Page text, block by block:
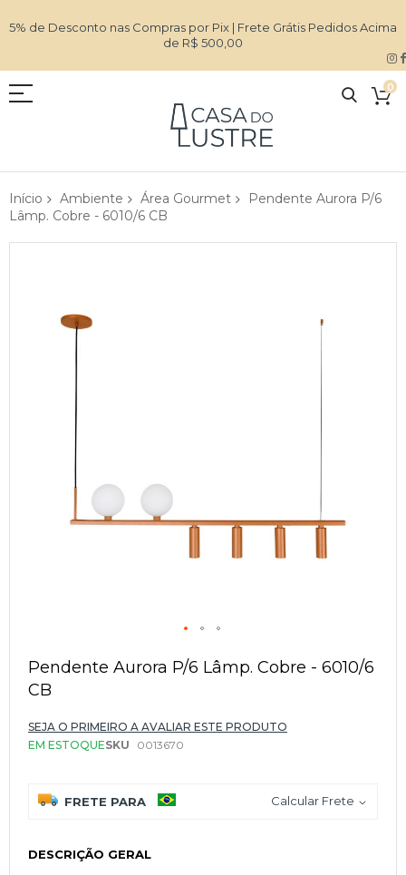
5% de Desconto nas Compras por Pix | Frete Grátis Pedidos Acima
de R$ 500,00
0
Início Ambiente Área Gourmet
Pendente Aurora P/6
Lâmp. Cobre - 6010/6 CB
para
início
Galeria
de
Pendente Aurora P/6 Lâmp. Cobre - 6010/6
CB
SEJA O PRIMEIRO A AVALIAR ESTE PRODUTO
EM ESTOQUESKU 0013670
FRETE PARA Calcular Frete
DESCRIÇÃO GERAL